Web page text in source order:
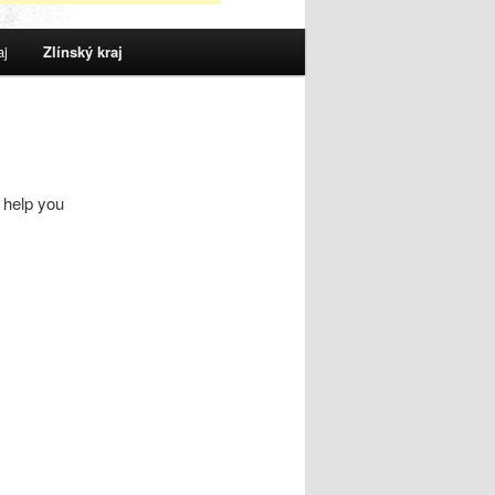
Zlínský kraj
you